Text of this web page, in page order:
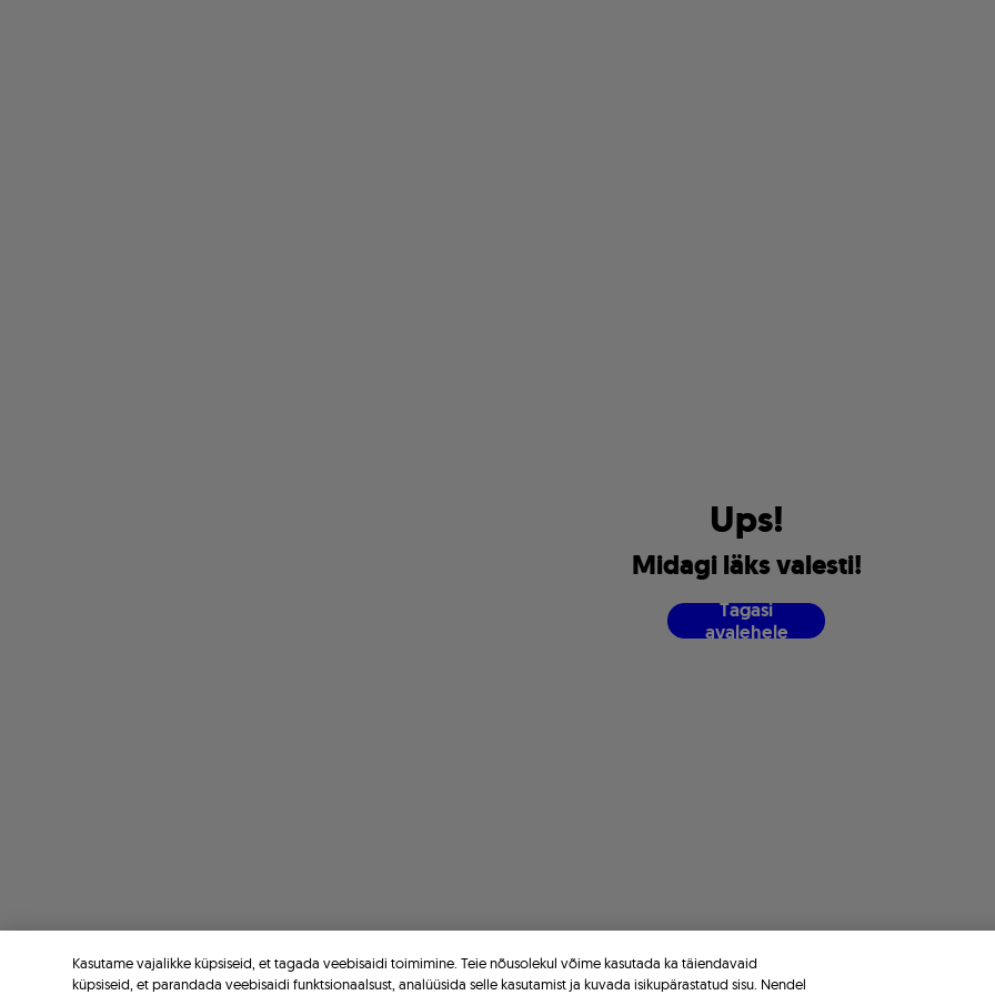
Ups!
Midagi läksvalesti!
Tagasi
avalehele
Kasutame vajalikke küpsiseid, et tagada veebisaidi toimimine. Teie nõusolekul võime kasutada ka täiendavaid
küpsiseid, et parandada veebisaidi funktsionaalsust, analüüsida selle kasutamist ja kuvada isikupärastatud sisu. Nendel